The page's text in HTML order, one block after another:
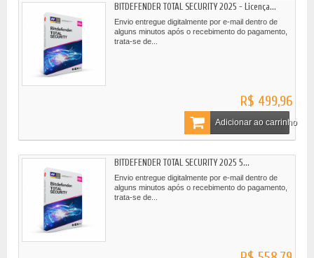
BITDEFENDER TOTAL SECURITY 2025 - Licença...
Envio entregue digitalmente por e-mail dentro de
alguns minutos após o recebimento do pagamento,
trata-se de...
R$ 499,96
Adicionar ao carrinho
BITDEFENDER TOTAL SECURITY 2025 5...
Envio entregue digitalmente por e-mail dentro de
alguns minutos após o recebimento do pagamento,
trata-se de...